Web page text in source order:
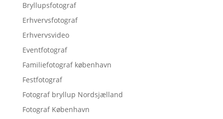
Bryllupsfotograf
Erhvervsfotograf
Erhvervsvideo
Eventfotograf
Familiefotograf københavn
Festfotograf
Fotograf bryllup Nordsjælland
Fotograf København